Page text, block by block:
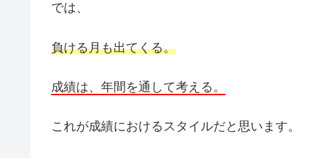
では、
負ける月も出てくる。
成績は、年間を通して考える。
これが成績におけるスタイルだと思います。